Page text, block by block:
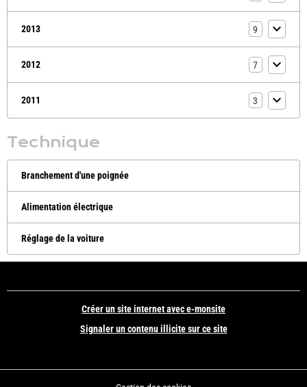
2013 9
2012 7
2011 3
Technique
Branchement d'une poignée
Alimentation électrique
Réglage de la voiture
Créer un site internet avec e-monsite
Signaler un contenu illicite sur ce site